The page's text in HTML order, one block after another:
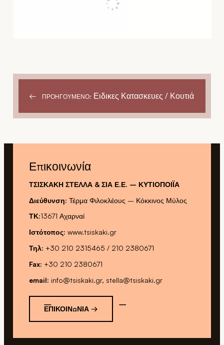
← ΠΡΟΗΓΟΎΜΕΝΟ: Ειδικες Κατασκευες / Κουτιά
Επικοινωνία
ΤΣΙΣΚΑΚΗ ΣΤΕΛΛΑ & ΣΙΑ Ε.Ε. – ΚΥΤΙΟΠΟΙΪΑ
Διεύθυνση: Τέρμα Φιλοκλέους – Κόκκινος Μύλος
ΤΚ:13671 Αχαρναί
Ιστότοπος:www.tsiskaki.gr
Τηλ: +30 210 2315465 / 210 2380671
Fax: +30 210 2380671
email: info@tsiskaki.gr, stella@tsiskaki.gr
ΕΠΙΚΟΙΝΩΝΊΑ →